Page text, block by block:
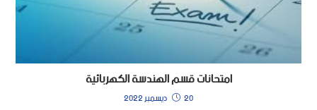
امتحانات قسم الهندسة الكهربائية
20 ديسمبر 2022